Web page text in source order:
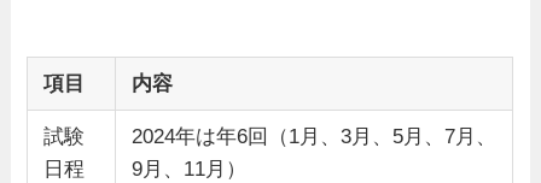
項目 内容
試験
日程
2024年は年6回（1月、3月、5月、7月、
9月、11月）